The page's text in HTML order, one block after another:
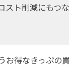
ト削減にもつ
得なきっぷの